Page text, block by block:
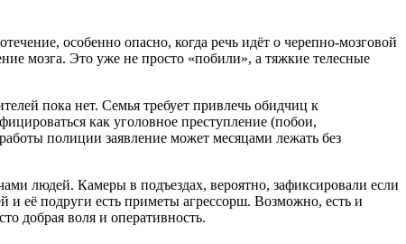
особенно опасно, когда речь идёт о черепно-мозговой
мозга. Это уже не просто «побили», а тяжкие телесные
пока нет. Семья требует привлечь обидчиц к
как уголовное преступление (побои,
полиции заявление может месяцами лежать без
людей. Камеры в подъездах, вероятно, зафиксировали если
и её подруги есть приметы агрессорш. Возможно, есть и
добрая воля и оперативность.